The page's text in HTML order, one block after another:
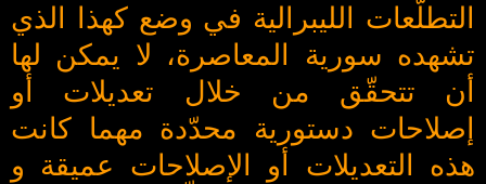
التطلّعات الليبرالية في وضع كهذا الذي
تشهده سورية المعاصرة، لا يمكن لها
أن تتحقّق من خلال تعديلات أو
إصلاحات دستورية محدّدة مهما كانت
هذه التعديلات أو الإصلاحات عميقة و